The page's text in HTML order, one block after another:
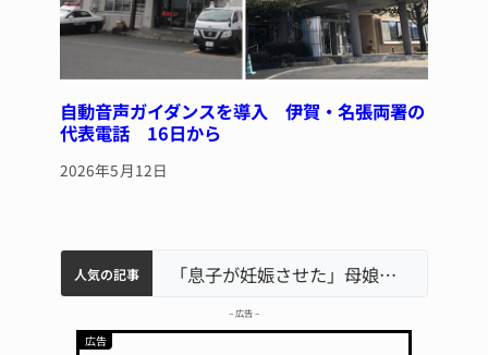
自動音声ガイダンスを導入 伊賀・名張両署の
代表電話 16日から
2026年5月12日
人気の記事
名張市水道料金47％値上げへ 答申案、審議会で大筋まとまる
中学校の陶壁モニュメント 地元建設会社がボランティアで清掃 伊賀名張市立病院のDMAT、熊本地震の被災地へ 能登以来3回目の派遣 「息子が妊娠させた」母娘だまされ400万円詐欺被害 名張
– 広告 –